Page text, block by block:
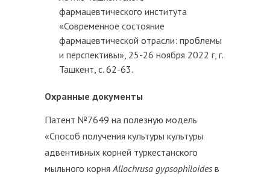
фармацевтического института
«Современное состояние
фармацевтической отрасли: проблемы
и перспективы», 25-26 ноября 2022 г, г.
Ташкент, с. 62-63.
Охранные документы
Патент №7649 на полезную модель
«Способ получения культуры культуры
адвентивных корней туркестанского
мыльного корняAllochrusa gypsophiloides в